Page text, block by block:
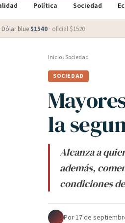
Política Sociedad
Dólar blue $1540 · oficial $1520
Inicio›Sociedad
SOCIEDAD
la
Alcanza a
además,
condiciones
Por·17 de